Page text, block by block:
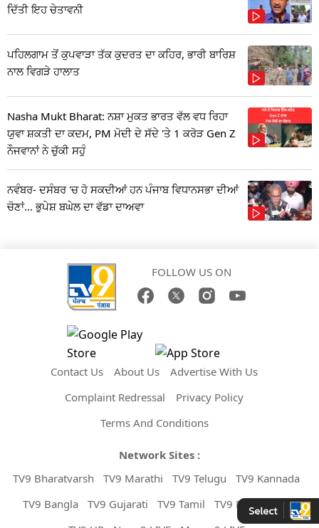
ਦਿੱਤੀ ਇਹ ਚੇਤਾਵਨੀ
ਪਹਿਲਗਾਮ ਤੋਂ ਕੁਪਵਾੜਾ ਤੱਕ ਕੁਦਰਤ ਦਾ ਕਹਿਰ, ਭਾਰੀ ਬਾਰਿਸ਼
ਨਾਲ ਵਿਗੜੇ ਹਾਲਾਤ
Nasha Mukt Bharat: ਨਸ਼ਾ ਮੁਕਤ ਭਾਰਤ ਵੱਲ ਵਧ ਰਿਹਾ
ਯੁਵਾ ਸ਼ਕਤੀ ਦਾ ਕਦਮ, PM ਮੋਦੀ ਦੇ ਸੱਦੇ 'ਤੇ 1 ਕਰੋੜ Gen Z
ਨੌਜਵਾਨਾਂ ਨੇ ਚੁੱਕੀ ਸਹੁੰ
ਨਵੰਬਰ- ਦਸੰਬਰ 'ਚ ਹੋ ਸਕਦੀਆਂ ਹਨ ਪੰਜਾਬ ਵਿਧਾਨਸਭਾ ਦੀਆਂ
ਚੋਣਾਂ... ਭੁਪੇਸ਼ ਬਘੇਲ ਦਾ ਵੱਡਾ ਦਾਅਵਾ
FOLLOW US ON
Contact Us About Us
Advertise With Us
Complaint Redressal
Privacy Policy
Terms And Conditions
Network Sites :
TV9 Bharatvarsh
TV9 Marathi TV9 Telugu
TV9 Kannada
TV9 Bangla
TV9 Gujarati TV9 Tamil
TV9 Malayalam